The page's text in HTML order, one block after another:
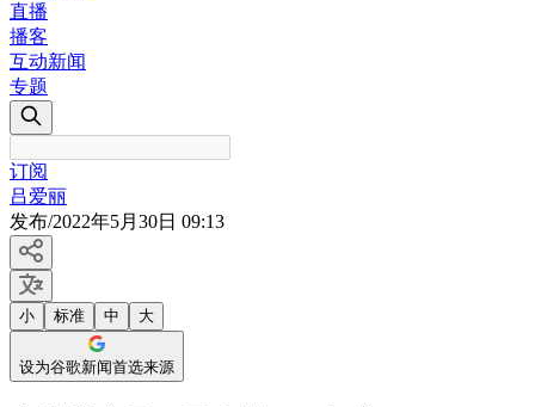
直播
播客
互动新闻
专题
订阅
吕爱丽
发布/2022年5月30日 09:13
小 标准 中 大
设为谷歌新闻首选来源